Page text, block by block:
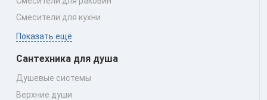
Смесители для кухни
Показать ещё
Сантехника для душа
Душевые системы
Верхние души